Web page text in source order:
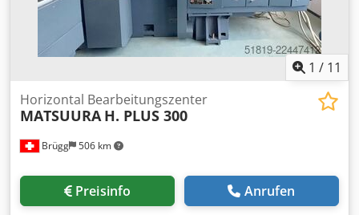
1 / 11
Brügg 506 km
Horizontal Bearbeitungszenter
MATSUURA H. PLUS 300
Preisinfo Anrufen